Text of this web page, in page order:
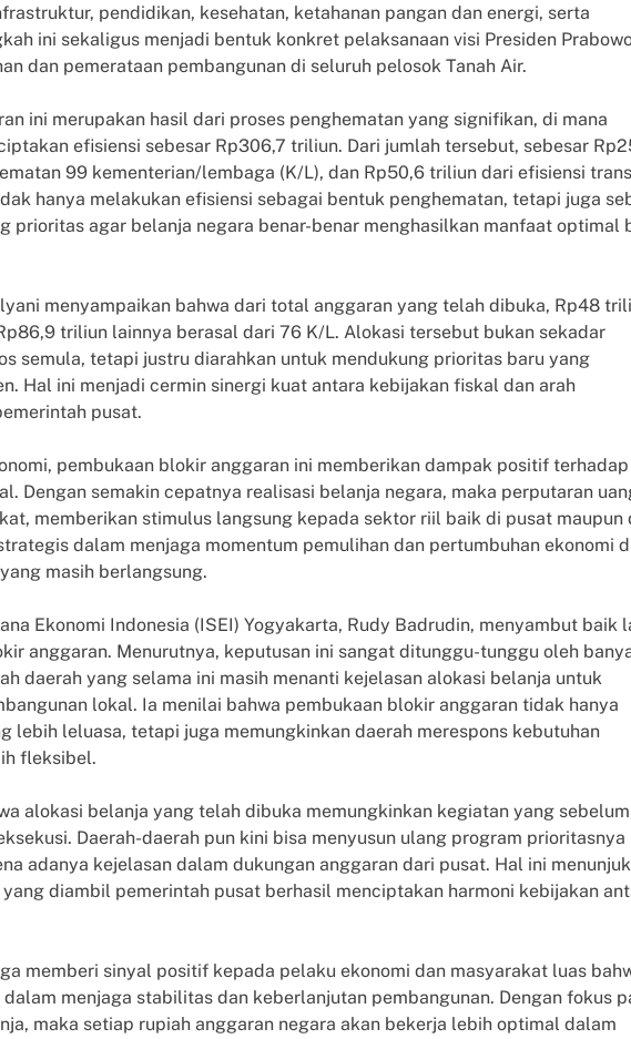
pendidikan, kesehatan, ketahanan pangan dan energi, serta
ini sekaligus menjadi bentuk konkret pelaksanaan visi Presiden
dan pemerataan pembangunan di seluruh pelosok Tanah Air.
ini merupakan hasil dari proses penghematan yang signifikan, di mana
efisiensi sebesar Rp306,7 triliun. Dari jumlah tersebut, sebesar
99 kementerian/lembaga (K/L), dan Rp50,6 triliun dari efisiensi
hanya melakukan efisiensi sebagai bentuk penghematan, tetapi juga
prioritas agar belanja negara benar-benar menghasilkan manfaat optimal
menyampaikan bahwa dari total anggaran yang telah dibuka, Rp48
triliun lainnya berasal dari 76 K/L. Alokasi tersebut bukan sekadar
semula, tetapi justru diarahkan untuk mendukung prioritas baru yang
Hal ini menjadi cermin sinergi kuat antara kebijakan fiskal dan arah
pusat.
pembukaan blokir anggaran ini memberikan dampak positif terhadap
Dengan semakin cepatnya realisasi belanja negara, maka perputaran
memberikan stimulus langsung kepada sektor riil baik di pusat maupun
dalam menjaga momentum pemulihan dan pertumbuhan ekonomi
masih berlangsung.
Ekonomi Indonesia (ISEI) Yogyakarta, Rudy Badrudin, menyambut baik
anggaran. Menurutnya, keputusan ini sangat ditunggu-tunggu oleh
daerah yang selama ini masih menanti kejelasan alokasi belanja untuk
lokal. Ia menilai bahwa pembukaan blokir anggaran tidak hanya
lebih leluasa, tetapi juga memungkinkan daerah merespons kebutuhan
fleksibel.
alokasi belanja yang telah dibuka memungkinkan kegiatan yang
Daerah-daerah pun kini bisa menyusun ulang program prioritasnya
adanya kejelasan dalam dukungan anggaran dari pusat. Hal ini
diambil pemerintah pusat berhasil menciptakan harmoni kebijakan
memberi sinyal positif kepada pelaku ekonomi dan masyarakat luas
menjaga stabilitas dan keberlanjutan pembangunan. Dengan fokus
maka setiap rupiah anggaran negara akan bekerja lebih optimal dalam